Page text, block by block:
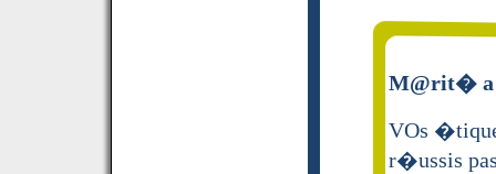
M@rit�
VOs
r�ussis